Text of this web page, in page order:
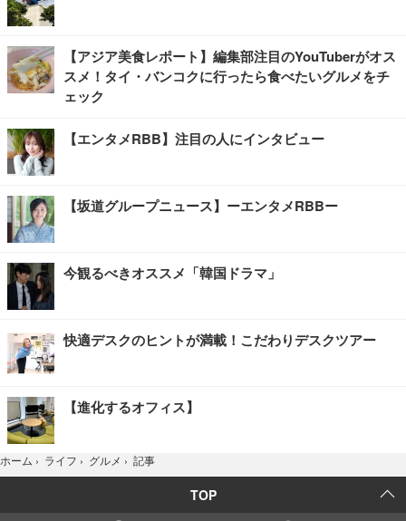
【アジア美食レポート】編集部注目のYouTuberがオス
スメ！タイ・バンコクに行ったら食べたいグルメをチ
ェック
【エンタメRBB】注目の人にインタビュー
【坂道グループニュース】ーエンタメRBBー
今観るべきオススメ「韓国ドラマ」
快適デスクのヒントが満載！こだわりデスクツアー
【進化するオフィス】
ホーム › ライフ › グルメ › 記事
TOP